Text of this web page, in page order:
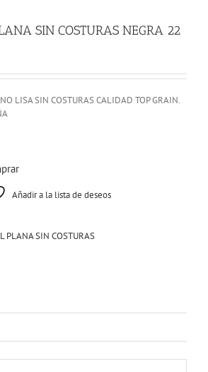
SIN COSTURAS NEGRA 22
LISA SIN COSTURAS CALIDAD TOP GRAIN.
Añadir a la lista de deseos
PLANA SIN COSTURAS